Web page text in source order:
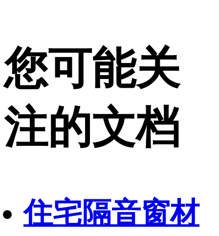
您可能关
注的文档
住宅隔音窗材